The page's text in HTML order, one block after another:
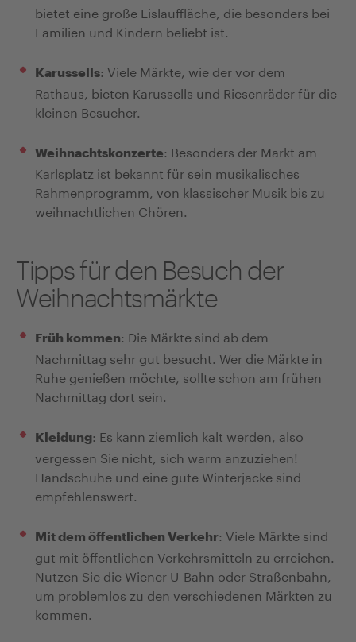
bietet eine große Eislauffläche, die besonders bei
Familien und Kindern beliebt ist.
Karussells: Viele Märkte, wie der vor dem
Rathaus, bieten Karussells und Riesenräder für die
kleinen Besucher.
Weihnachtskonzerte: Besonders der Markt am
Karlsplatz ist bekannt für sein musikalisches
Rahmenprogramm, von klassischer Musik bis zu
weihnachtlichen Chören.
Tipps für den Besuch der
Weihnachtsmärkte
Früh kommen: Die Märkte sind ab dem
Nachmittag sehr gut besucht. Wer die Märkte in
Ruhe genießen möchte, sollte schon am frühen
Nachmittag dort sein.
Kleidung: Es kann ziemlich kalt werden, also
vergessen Sie nicht, sich warm anzuziehen!
Handschuhe und eine gute Winterjacke sind
empfehlenswert.
Mit dem öffentlichen Verkehr: Viele Märkte sind
gut mit öffentlichen Verkehrsmitteln zu erreichen.
Nutzen Sie die Wiener U-Bahn oder Straßenbahn,
um problemlos zu den verschiedenen Märkten zu
kommen.